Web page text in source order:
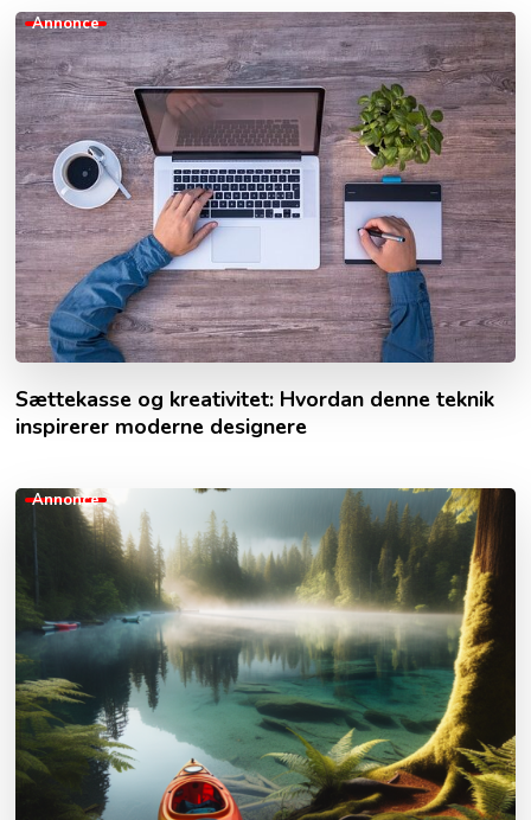
Annonce
Sættekasse og kreativitet: Hvordan denne teknik
inspirerer moderne designere
Annonce